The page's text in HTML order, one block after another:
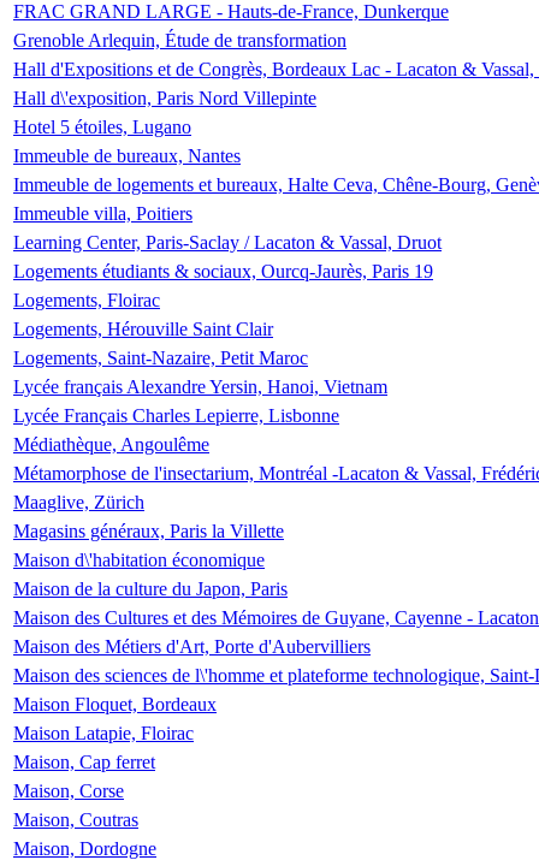
FRAC GRAND LARGE - Hauts-de-France, Dunkerque
Grenoble Arlequin, Étude de transformation
Hall d'Expositions et de Congrès, Bordeaux Lac - Lacaton &
Hall d\'exposition, Paris Nord Villepinte
Hotel 5 étoiles, Lugano
Immeuble de bureaux, Nantes
Immeuble de logements et bureaux, Halte Ceva, Chêne-Bourg,
Immeuble villa, Poitiers
Learning Center, Paris-Saclay / Lacaton & Vassal, Druot
Logements étudiants & sociaux, Ourcq-Jaurès, Paris 19
Logements, Floirac
Logements, Hérouville Saint Clair
Logements, Saint-Nazaire, Petit Maroc
Lycée français Alexandre Yersin, Hanoi, Vietnam
Lycée Français Charles Lepierre, Lisbonne
Médiathèque, Angoulême
Métamorphose de l'insectarium, Montréal -Lacaton & Vassal,
Maaglive, Zürich
Magasins généraux, Paris la Villette
Maison d\'habitation économique
Maison de la culture du Japon, Paris
Maison des Cultures et des Mémoires de Guyane, Cayenne -
Maison des Métiers d'Art, Porte d'Aubervilliers
Maison des sciences de l\'homme et plateforme technologique,
Maison Floquet, Bordeaux
Maison Latapie, Floirac
Maison, Cap ferret
Maison, Corse
Maison, Coutras
Maison, Dordogne